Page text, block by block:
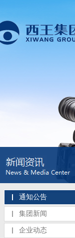
通知公告
集团新闻
企业动态